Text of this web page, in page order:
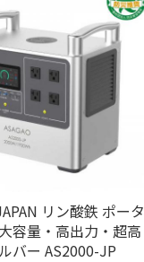
リン酸鉄 ポータ
容量・高出力・超高
バー AS2000-JP